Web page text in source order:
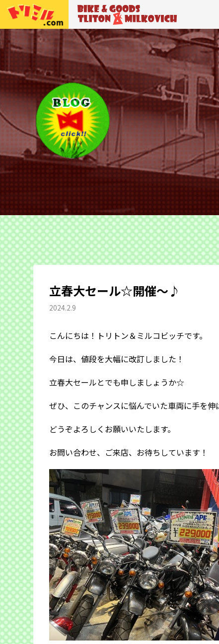
トリトン＆ミルコビッチ
立春大セール☆開催〜♪
2024.2.9
こんにちは！トリトン＆ミルコビッチです。
今日は、値段を大幅に改訂しました！
立春大セールとでも申しましょうか☆
ぜひ、このチャンスに悩んでいた車両に手を
どうぞよろしくお願いいたします。
お問い合わせ、ご来店、お待ちしています！